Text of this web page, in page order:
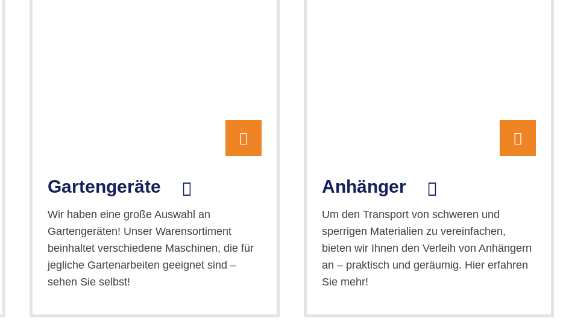
Gartengeräte
Wir haben eine große Auswahl an
Gartengeräten! Unser Warensortiment
beinhaltet verschiedene Maschinen, die für
jegliche Gartenarbeiten geeignet sind –
sehen Sie selbst!
Anhänger
Um den Transport von schweren und
sperrigen Materialien zu vereinfachen,
bieten wir Ihnen den Verleih von Anhängern
an – praktisch und geräumig. Hier erfahren
Sie mehr!